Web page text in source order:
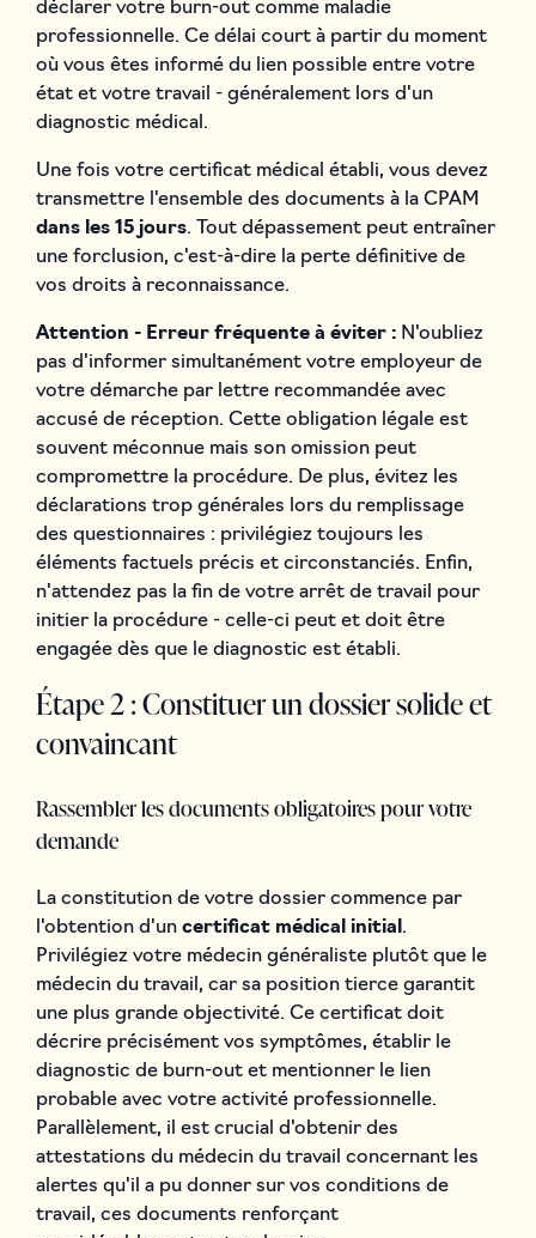
déclarer votre burn-out comme maladie
professionnelle. Ce délai court à partir du moment
où vous êtes informé du lien possible entre votre
état et votre travail - généralement lors d'un
diagnostic médical.
Une fois votre certificat médical établi, vous devez
transmettre l'ensemble des documents à la CPAM
dans les 15 jours. Tout dépassement peut entraîner
une forclusion, c'est-à-dire la perte définitive de
vos droits à reconnaissance.
Attention - Erreur fréquente à éviter :N'oubliez
pas d'informer simultanément votre employeur de
votre démarche par lettre recommandée avec
accusé de réception. Cette obligation légale est
souvent méconnue mais son omission peut
compromettre la procédure. De plus, évitez les
déclarations trop générales lors du remplissage
des questionnaires : privilégiez toujours les
éléments factuels précis et circonstanciés. Enfin,
n'attendez pas la fin de votre arrêt de travail pour
initier la procédure - celle-ci peut et doit être
engagée dès que le diagnostic est établi.
Étape 2 : Constituer un dossier solide et
convaincant
Rassembler les documents obligatoires pour votre
demande
La constitution de votre dossier commence par
l'obtention d'un certificat médical initial .
Privilégiez votre médecin généraliste plutôt que le
médecin du travail, car sa position tierce garantit
une plus grande objectivité. Ce certificat doit
décrire précisément vos symptômes, établir le
diagnostic de burn-out et mentionner le lien
probable avec votre activité professionnelle.
Parallèlement, il est crucial d'obtenir des
attestations du médecin du travail concernant les
alertes qu'il a pu donner sur vos conditions de
travail, ces documents renforçant